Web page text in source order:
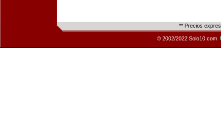
** Precios
© 2002/2022 Solo10.com